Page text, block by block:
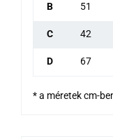
B 51
C 42
D 67
* a méretek cm-